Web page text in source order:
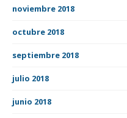
noviembre 2018
octubre 2018
septiembre 2018
julio 2018
junio 2018